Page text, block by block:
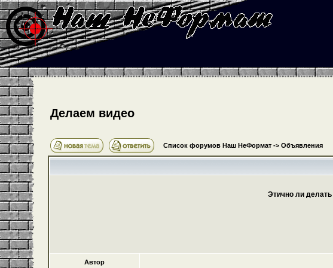
Делаем видео
Список форумов Наш НеФормат-> Объявления
Этично ли
Автор